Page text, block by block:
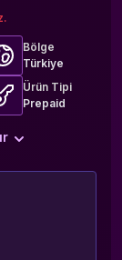
Bölge
Türkiye
Ürün Tipi
Prepaid